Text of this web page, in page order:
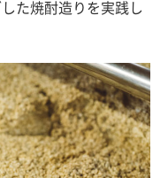
た焼酎造りを実践し